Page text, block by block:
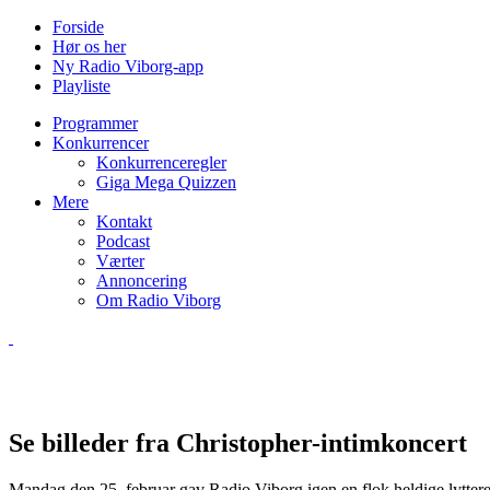
Forside
Hør os her
Ny Radio Viborg-app
Playliste
Programmer
Konkurrencer
Konkurrenceregler
Giga Mega Quizzen
Mere
Kontakt
Podcast
Værter
Annoncering
Om Radio Viborg
Se billeder fra Christopher-intimkoncert